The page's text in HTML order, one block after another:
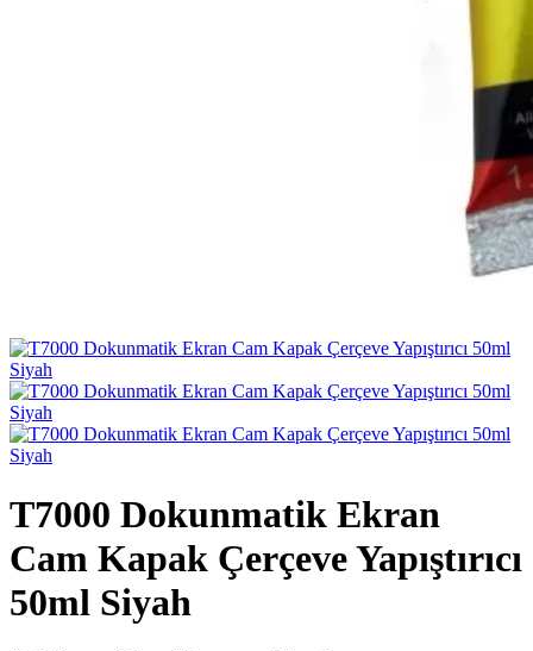
T7000 Dokunmatik Ekran
Cam Kapak Çerçeve Yapıştırıcı
50ml Siyah